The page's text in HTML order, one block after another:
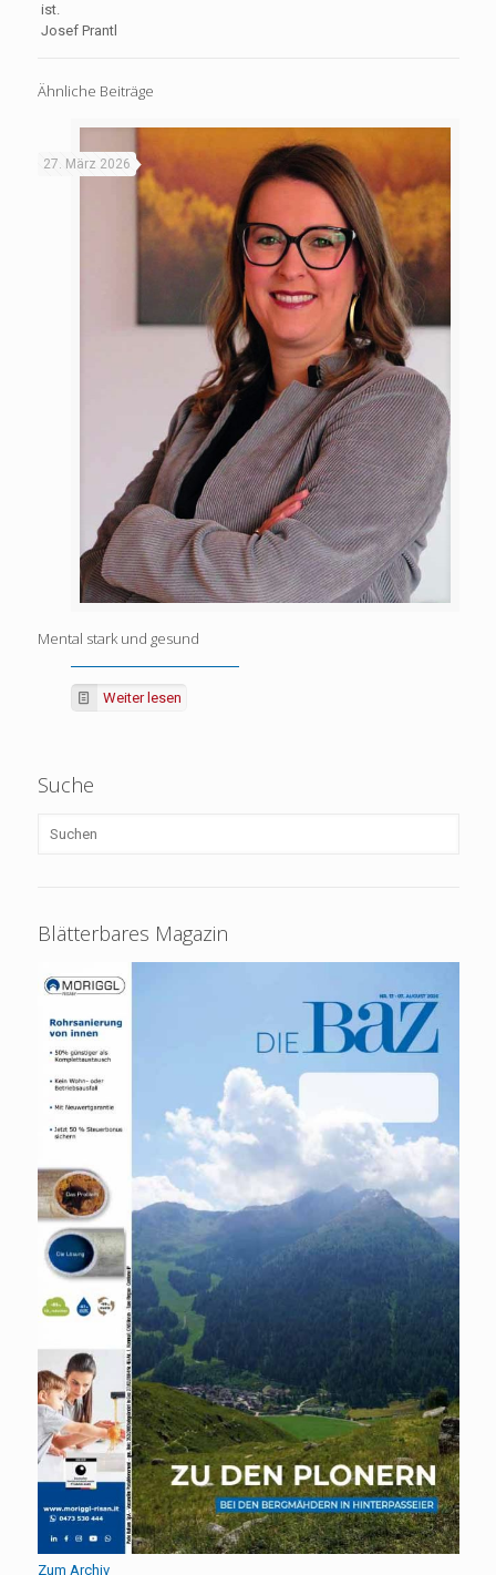
ist.
Josef Prantl
Ähnliche Beiträge
27. März 2026
Mental stark und gesund
Weiter lesen
Suche
Blätterbares Magazin
Zum Archiv